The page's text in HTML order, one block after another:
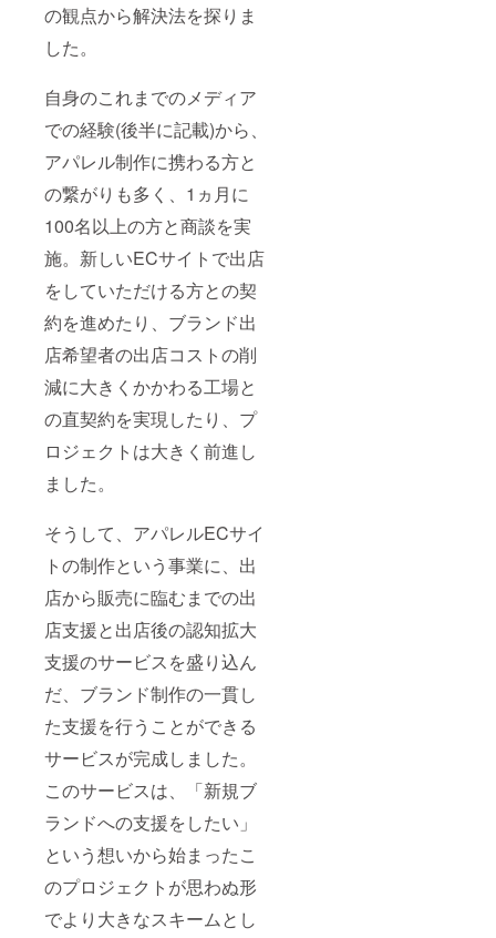
の観点から解決法を探りま
した。
自身のこれまでのメディア
での経験(後半に記載)から、
アパレル制作に携わる方と
の繋がりも多く、1ヵ月に
100名以上の方と商談を実
施。新しいECサイトで出店
をしていただける方との契
約を進めたり、ブランド出
店希望者の出店コストの削
減に大きくかかわる工場と
の直契約を実現したり、プ
ロジェクトは大きく前進し
ました。
そうして、アパレルECサイ
トの制作という事業に、出
店から販売に臨むまでの出
店支援と出店後の認知拡大
支援のサービスを盛り込ん
だ、ブランド制作の一貫し
た支援を行うことができる
サービスが完成しました。
このサービスは、「新規ブ
ランドへの支援をしたい」
という想いから始まったこ
のプロジェクトが思わぬ形
でより大きなスキームとし